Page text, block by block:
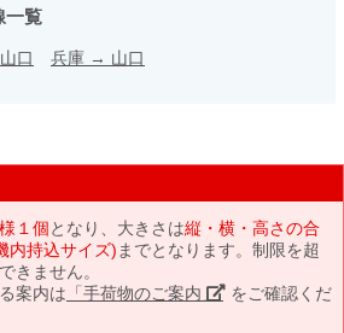
一覧
山口 兵庫 → 山口
１個となり、大きさは縦・横・高さの合
内持込サイズ) までとなります。制限を超
きません。
案内は 「手荷物のご案内」 をご確認くだ